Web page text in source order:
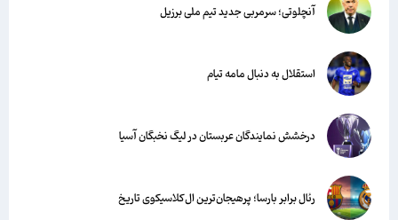
آنچلوتی؛ سرمربی جدید تیم ملی برزیل
استقلال به دنبال مامه تیام
درخشش نمایندگان عربستان در لیگ نخبگان آسیا
رئال برابر بارسا؛ پرهیجان‌‌ترین ال‌کلاسیکوی تاریخ